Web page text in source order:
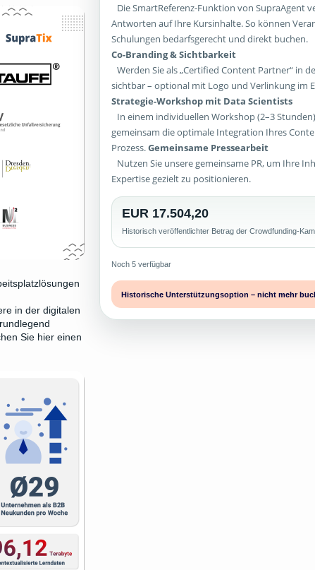
in der digitalen
Sie hier einen
Die SmartReferenz-Funktion von SupraAgent
Antworten auf Ihre Kursinhalte. So können
Schulungen bedarfsgerecht und direkt buchen.
Co-Branding & Sichtbarkeit
Werden Sie als „Certified Content Partner“ in
sichtbar – optional mit Logo und Verlinkung im
Strategie-Workshop mit Data Scientists
In einem individuellen Workshop (2–3
gemeinsam die optimale Integration Ihres
Prozess.Gemeinsame Pressearbeit
Nutzen Sie unsere gemeinsame PR, um Ihre
Expertise gezielt zu positionieren.
EUR 17.504,20
Historisch veröffentlichter Betrag der Crowdfunding-
Noch 5 verfügbar
Historische Unterstützungsoption – nicht mehr